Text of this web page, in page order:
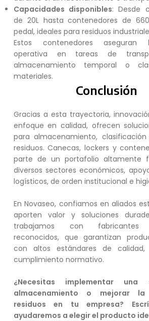
Capacidades disponibles: Desde
de 20L hasta contenedores de
pedal, ideales para residuos
Estos contenedores aseguran
operativa en tareas de
almacenamiento temporal o
materiales.
Conclusión
Gracias a esta trayectoria,
enfoque en calidad, ofrecen
para almacenamiento,
residuos. Canecas, lockers y
parte de un portafolio altamente
diversos sectores económicos,
logísticos, de orden institucional e
En Novaseo, confiamos en aliados
aporten valor y soluciones
trabajamos con fabricantes
reconocidos, que garantizan
con altos estándares de calidad,
cumplimiento normativo.
¿Necesitas implementar una
almacenamiento o mejorar
residuos en tu empresa?
ayudaremos a elegir el producto